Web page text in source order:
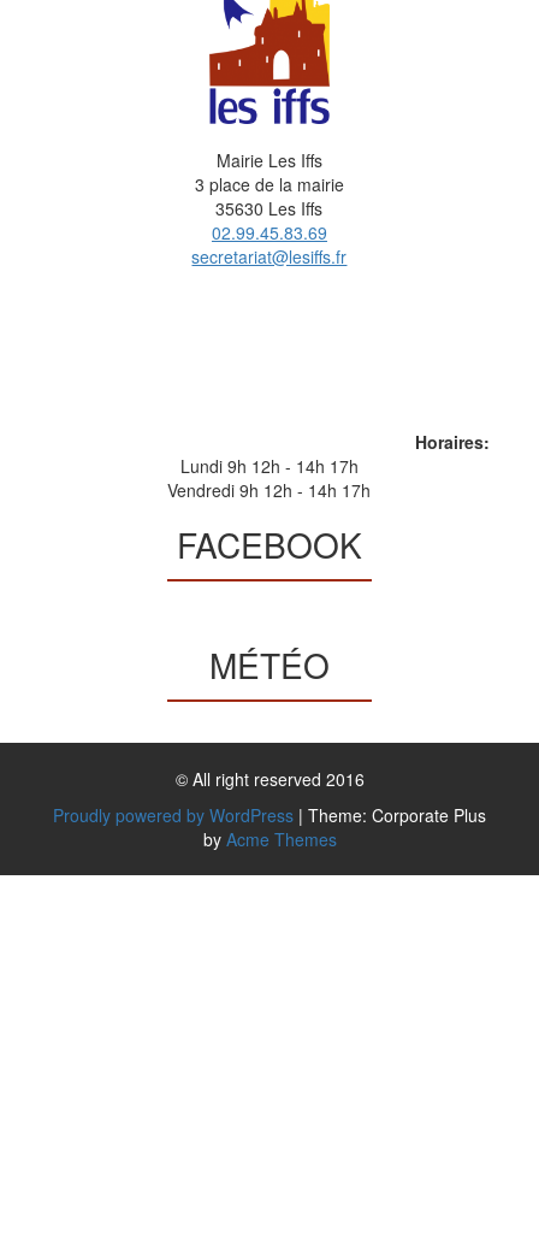
Mairie Les Iffs
3 place de la mairie
35630 Les Iffs
02.99.45.83.69
secretariat@lesiffs.fr
Horaires:
Lundi 9h 12h - 14h 17h
Vendredi 9h 12h - 14h 17h
FACEBOOK
MÉTÉO
© All right reserved 2016
Proudly powered by WordPress | Theme: Corporate Plus
by Acme Themes